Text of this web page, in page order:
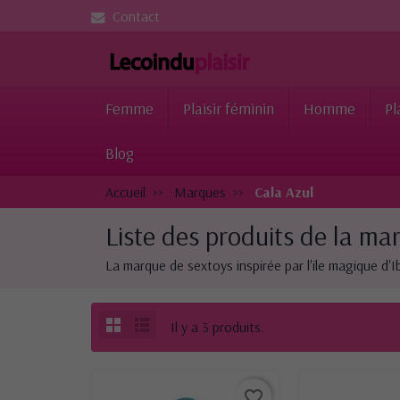
Contact
Femme Plaisir féminin Homme
Blog
Accueil Marques Cala Azul
Liste des produits de la
La marque de sextoys inspirée par l'ile magique
Il y a 3 produits.